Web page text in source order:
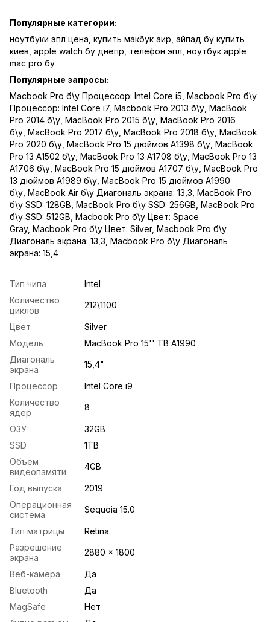
Популярные категории:
ноутбуки эпл цена купить макбук аир айпад бу купить
киев apple watch бу днепр телефон эпл ноутбук apple
mac pro бу
Популярные запросы:
Macbook Pro б\у Процессор: Intel Core i5 Macbook Pro б\у
Процессор: Intel Core i7, Macbook Pro 2013 б\у MacBook
Pro 2014 б\у MacBook Pro 2015 б\у MacBook Pro 2016
б\у MacBook Pro 2017 б\у MacBook Pro 2018 б\у MacBook
Pro 2020 б\у MacBook Pro 15 дюймов A1398 б\у MacBook
Pro 13 A1502 б\у MacBook Pro 13 A1708 б\у MacBook Pro 13
A1706 б\у MacBook Pro 15 дюймов A1707 б\у MacBook Pro
13 дюймов A1989 б\у MacBook Pro 15 дюймов A1990
б\у MacBook Air б\у Диагональ экрана: 13,3 MacBook Pro
б\у SSD: 128GB MacBook Pro б\у SSD: 256GB MacBook Pro
б\у SSD: 512GB Macbook Pro б\у Цвет: Space
Gray, Macbook Pro б\у Цвет: Silver, Macbook Pro б\у
Диагональ экрана: 13,3 Macbook Pro б\у Диагональ
экрана: 15,4
Тип чипа
Intel
Количество
циклов
212\1100
Цвет
Silver
Модель
MacBook Pro 15'' TB A1990
Диагональ
экрана
15,4"
Процессор
Intel Core i9
Количество
ядер
8
ОЗУ
32GB
SSD
1TB
Объем
видеопамяти
4GB
Год выпуска
2019
Операционная
система
Sequoia 15.0
Тип матрицы
Retina
Разрешение
экрана
2880 x 1800
Веб-камера
Да
Bluetooth
Да
MagSafe
Нет